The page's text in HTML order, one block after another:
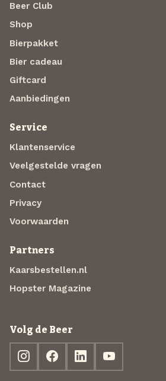
Beer Club
Shop
Bierpakket
Bier cadeau
Giftcard
Aanbiedingen
Service
Klantenservice
Veelgestelde vragen
Contact
Privacy
Voorwaarden
Partners
Kaarsbestellen.nl
Hopster Magazine
Volg de Beer